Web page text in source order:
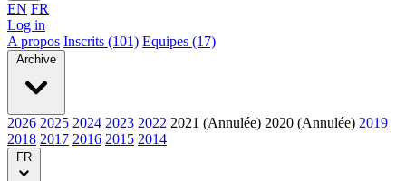
EN FR
Log in
A propos Inscrits (101) Equipes (17)
Archive
2026 2025 2024 2023 2022 2021 (Annulée) 2020 (Annulée) 2019
2018 2017 2016 2015 2014
FR